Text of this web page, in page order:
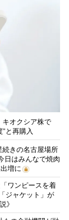
キオクシア株で
と再購入
続きの名古屋場所
日はみんなで焼肉
増に
ワンピースを着
ジャケット」が
》